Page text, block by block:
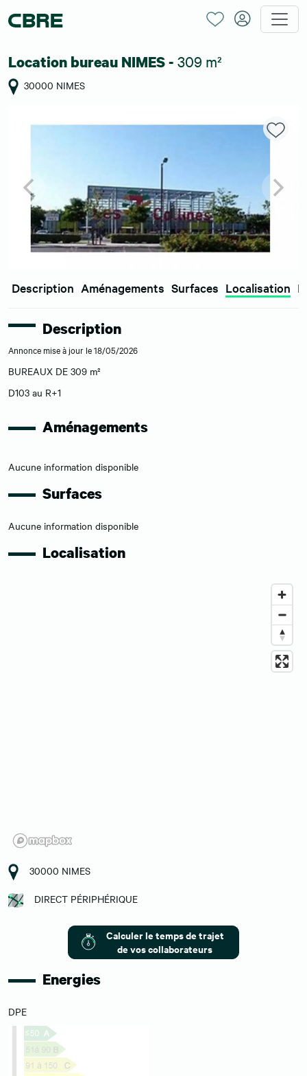
Location bureau NIMES - 309 m²
30000 NIMES
Description Aménagements Surfaces Localisation
Description
Annonce mise à jour le 18/05/2026
BUREAUX DE 309 m²
D103 au R+1
Aménagements
Aucune information disponible
Surfaces
Aucune information disponible
Localisation
30000 NIMES
DIRECT PÉRIPHÉRIQUE
Calculer le temps de trajet
de vos collaborateurs
Energies
DPE